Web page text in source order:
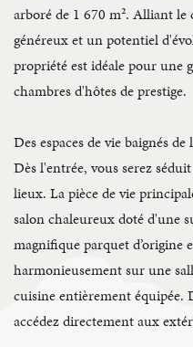
arboré de 1 670 m². Alliant
généreux et un potentiel
propriété est idéale pour une
chambres d'hôtes de prestige.
Des espaces de vie baignés
Dès l'entrée, vous serez
lieux. La pièce de vie
salon chaleureux doté d'une
magnifique parquet d’origine
harmonieusement sur une
cuisine entièrement équipée.
accédez directement aux